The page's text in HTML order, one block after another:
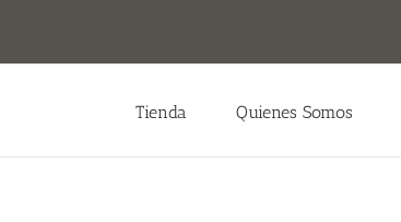
Tienda Quienes Somos